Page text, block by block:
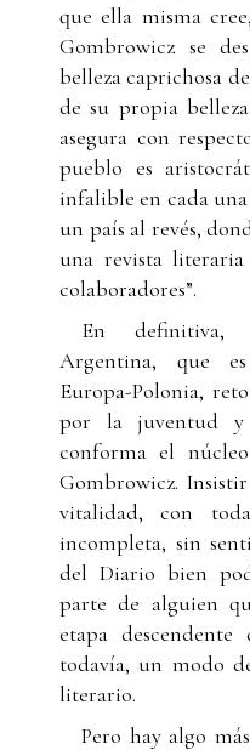
que ella misma
Gombrowicz se
belleza caprichosa
de su propia
asegura con
pueblo es
infalible en cada una
un país al revés,
una revista
colaboradores”.
En definitiva,
Argentina, que
Europa-Polonia,
por la juventud
conforma el
Gombrowicz.
vitalidad, con
incompleta, sin
del Diario bien
parte de alguien
etapa
todavía, un modo
literario.
Pero hay algo